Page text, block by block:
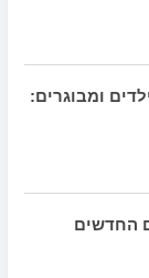
ומבוגרים:
החדשים